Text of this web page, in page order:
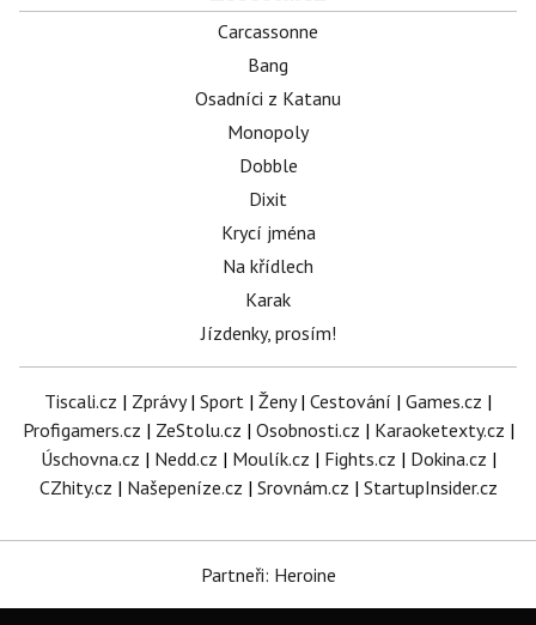
Carcassonne
Bang
Osadníci z Katanu
Monopoly
Dobble
Dixit
Krycí jména
Na křídlech
Karak
Jízdenky, prosím!
Tiscali.cz | Zprávy| Sport | Ženy| Cestování | Games.cz |
Profigamers.cz | ZeStolu.cz | Osobnosti.cz | Karaoketexty.cz |
Úschovna.cz | Nedd.cz | Moulík.cz | Fights.cz | Dokina.cz |
CZhity.cz | Našepeníze.cz | Srovnám.cz | StartupInsider.cz
Partneři: Heroine